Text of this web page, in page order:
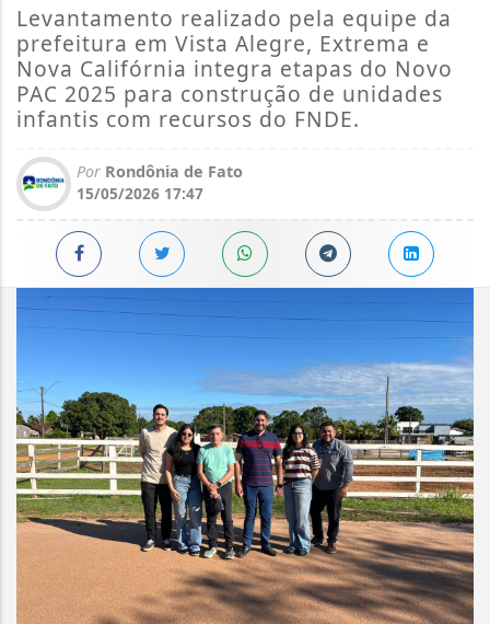
Levantamento realizado pela equipe da
prefeitura em Vista Alegre, Extrema e
Nova Califórnia integra etapas do Novo
PAC 2025 para construção de unidades
infantis com recursos do FNDE.
Por Rondônia de Fato
15/05/2026 17:47